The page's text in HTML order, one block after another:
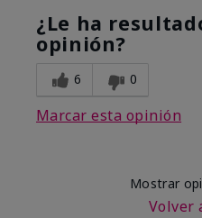
¿Le ha
opinión?
6 0
Marcar esta opinión
Mostrar
Volver